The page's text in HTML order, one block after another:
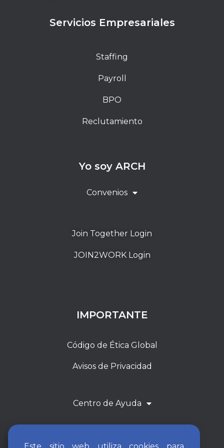
Servicios Empresariales
Staffing
Payroll
BPO
Reclutamiento
Yo soy ARCH
Convenios
Join Together Login
JOIN2WORK Login
IMPORTANTE
Código de Ética Global
Avisos de Privacidad
Centro de Ayuda